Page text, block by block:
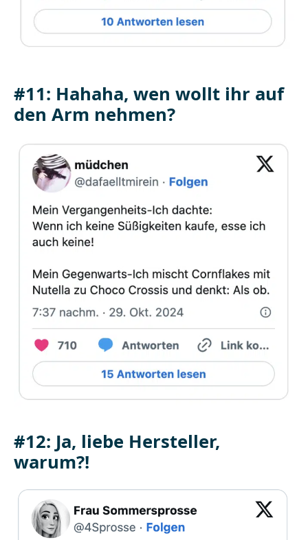
#11: Hahaha, wen wollt ihr auf
den Arm nehmen?
#12: Ja, liebe Hersteller,
warum?!